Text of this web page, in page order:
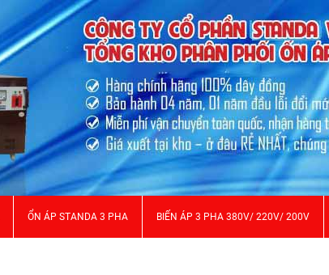
ỔN ÁP STANDA 3 PHA BIẾN ÁP 3 PHA 380V/ 220V/ 200V